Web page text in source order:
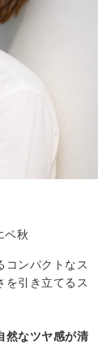
ベ秋
コンパクトなス
を引き立てるス
然なツヤ感が清